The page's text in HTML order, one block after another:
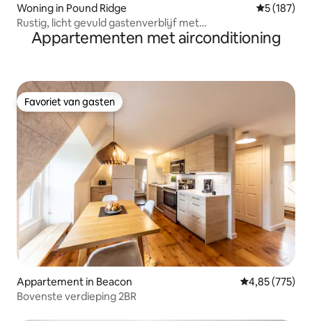
Woning in Pound Ridge
5 (187)
Rustig, licht gevuld gastenverblijf met
zoutwaterzwembad/sauna
Appartementen met airconditioning
Favoriet van gasten
Favoriet van gasten
Appartement in Beacon Gemiddelde
4,85 (775)
Bovenste verdieping 2BR